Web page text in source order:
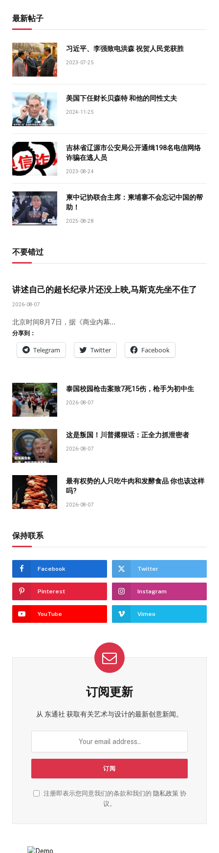
最新帖子
习近平、李强致电洪森 祝贺人民党获胜
2023-07-25
美国下任财长贝森特 和他的同性丈夫
2024-11-25
吉林省辽源市公安局公开通缉198名电信网络
诈骗在逃人员
2023-08-24
柬中记协联合主席：柬埔寨不会忘记中国的帮
助！
2025-08-28
不要错过
讲述自己的超长纪录片还没上映,马斯克先坐不住了
2026-08-07
北京时间8月7日，据《商业内幕…
分享到：
Telegram Twitter Facebook
泰国校园枪击案致7死15伤，枪手为初中生
2026-08-07
这是叛国！川普撂狠话：正全力抓泄密者
2026-08-07
最有权势的人只吃牛肉和发酵食品 你也该这样
吗?
2026-08-07
保持联系
Facebook Twitter
Pinterest Instagram
YouTube Vimeo
订阅更新
从 东通社 获取有关艺术与设计的最新创意新闻。
注册即表示您同意我们的条款和我们的 隐私政策协
议。